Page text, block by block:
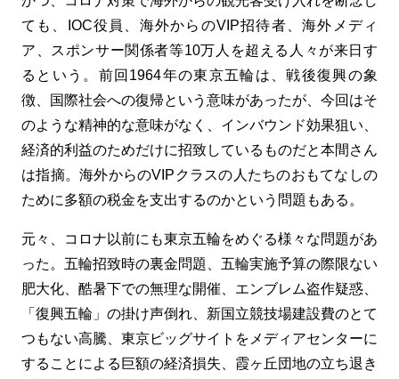
ても、
IOC役員、海外からのVIP招待者、海外メディ
ア、スポンサー関係者等10万人を超える人々が来日す
るという。前回 1964年の東京五輪は、戦後復興の象
徴、国際社会への復帰という意味があったが、今回はそ
のような精神的な意味がなく、インバウンド効果狙い、
経済的利益のためだけに招致しているものだと本間さん
は指摘。海外からのVIP クラスの人たちのおもてなしの
ために多額の税金を支出するのかという問題もある。
元々、コロナ以前にも東京五輪をめぐる様々な問題があ
った。五輪招致時の裏金問題、五輪実施予算の際限ない
肥大化、酷暑下での無理な開催、エンブレム盗作疑惑、
「復興五輪」の掛け声倒れ、新国立競技場建設費のとて
つもない高騰、東京ビッグサイトをメディアセンターに
することによる巨額の経済損失、霞ヶ丘団地の立ち退き